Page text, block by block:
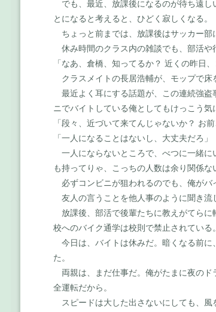
でも、最近、放課後になるのが待ち遠し
とになると考えると、ひどく寂しくなる。
ちょっと前までは、放課後はサッカー部
休み時間のクラス内の雑談でも、部活や
「なあ、倉橋、知ってるか？ 近くの昨日
クラスメイトの長居浩輔が、モップで床
最近よく耳にする話題が、この連続強盗
ニでバイトしている俺としてもけっこう気
「段々、近づいて来てんじゃないか？ お
「一人になることはないし、大丈夫だろ」
一人にならないところで、べつに一緒に
も持ってりゃ、こっちの人数は余り関係な
必ずコンビニが狙われるのでも、俺がバ
友人の言うことを他人事のように聞き流
放課後、部活で後輩たちに教えがてらに
校へのバイク通学は校則で禁止されている。
今日は、バイトは休みだ。暗くなる前に
た。
両親は、まだ仕事だ。俺がたまに夜のド
全運転だから。
スピードは大した出さないにしても、風